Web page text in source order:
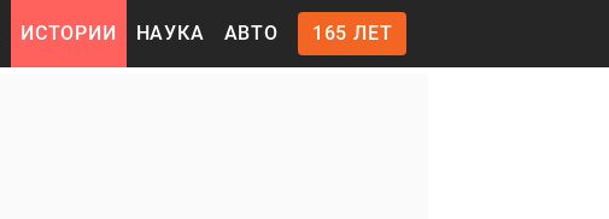
ИСТОРИИ НАУКА АВТО 165 ЛЕТ